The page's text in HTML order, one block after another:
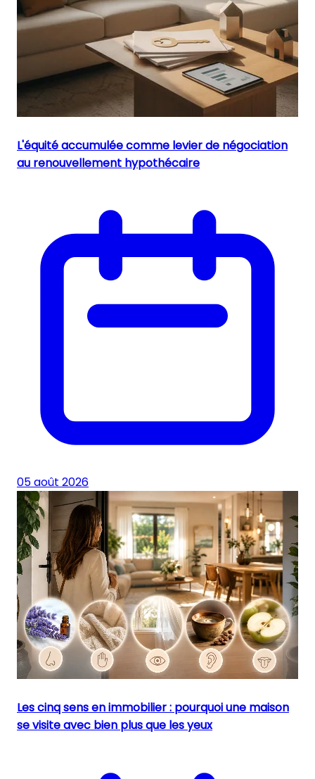
L'équité accumulée comme levier de négociation
au renouvellement hypothécaire
05 août 2026
Les cinq sens en immobilier : pourquoi une maison
se visite avec bien plus que les yeux